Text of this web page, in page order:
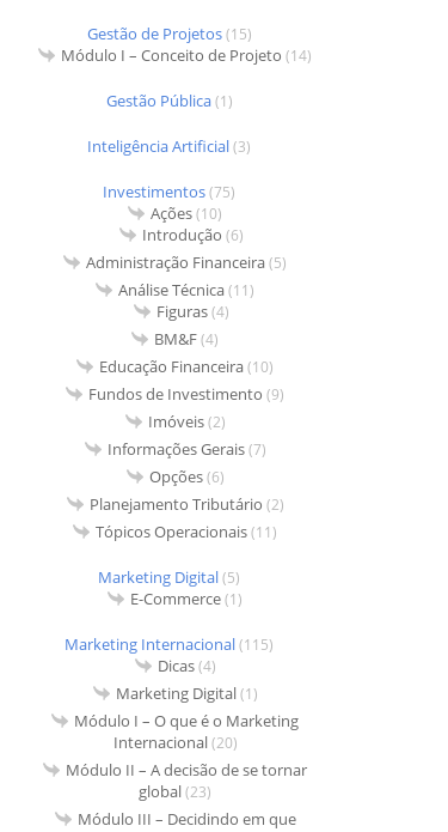
Gestão de Projetos(15)
Módulo I – Conceito de Projeto (14)
Gestão Pública(1)
Inteligência Artificial(3)
Investimentos(75)
Ações(10)
Introdução (6)
Administração Financeira(5)
Análise Técnica(11)
Figuras(4)
BM&F(4)
Educação Financeira(10)
Fundos de Investimento (9)
Imóveis(2)
Informações Gerais(7)
Opções(6)
Planejamento Tributário (2)
Tópicos Operacionais(11)
Marketing Digital(5)
E-Commerce(1)
Marketing Internacional(115)
Dicas(4)
Marketing Digital(1)
Módulo I – O que é o Marketing
Internacional(20)
Módulo II – A decisão de se tornar
global(23)
Módulo III – Decidindo em que